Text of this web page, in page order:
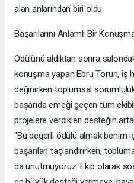
alan anlarından biri oldu.
Başarılarını Anlamlı Bir
Ödülünü aldıktan sonra
konuşma yapan Ebru Torun, iş
değinirken toplumsal
başarıda emeği geçen tüm
projelere verdikleri desteğin
"Bu değerli ödülü almak benim
başarıları taçlandırırken,
da unutmuyoruz. Ekip olarak